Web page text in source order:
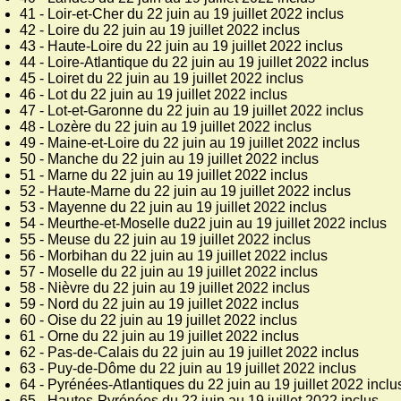
41 - Loir-et-Cher du 22 juin au 19 juillet 2022 inclus
42 - Loire du 22 juin au 19 juillet 2022 inclus
43 - Haute-Loire du 22 juin au 19 juillet 2022 inclus
44 - Loire-Atlantique du 22 juin au 19 juillet 2022 inclus
45 - Loiret du 22 juin au 19 juillet 2022 inclus
46 - Lot du 22 juin au 19 juillet 2022 inclus
47 - Lot-et-Garonne du 22 juin au 19 juillet 2022 inclus
48 - Lozère du 22 juin au 19 juillet 2022 inclus
49 - Maine-et-Loire du 22 juin au 19 juillet 2022 inclus
50 - Manche du 22 juin au 19 juillet 2022 inclus
51 - Marne du 22 juin au 19 juillet 2022 inclus
52 - Haute-Marne du 22 juin au 19 juillet 2022 inclus
53 - Mayenne du 22 juin au 19 juillet 2022 inclus
54 - Meurthe-et-Moselle du22 juin au 19 juillet 2022 inclus
55 - Meuse du 22 juin au 19 juillet 2022 inclus
56 - Morbihan du 22 juin au 19 juillet 2022 inclus
57 - Moselle du 22 juin au 19 juillet 2022 inclus
58 - Nièvre du 22 juin au 19 juillet 2022 inclus
59 - Nord du 22 juin au 19 juillet 2022 inclus
60 - Oise du 22 juin au 19 juillet 2022 inclus
61 - Orne du 22 juin au 19 juillet 2022 inclus
62 - Pas-de-Calais du 22 juin au 19 juillet 2022 inclus
63 - Puy-de-Dôme du 22 juin au 19 juillet 2022 inclus
64 - Pyrénées-Atlantiques du 22 juin au 19 juillet 2022